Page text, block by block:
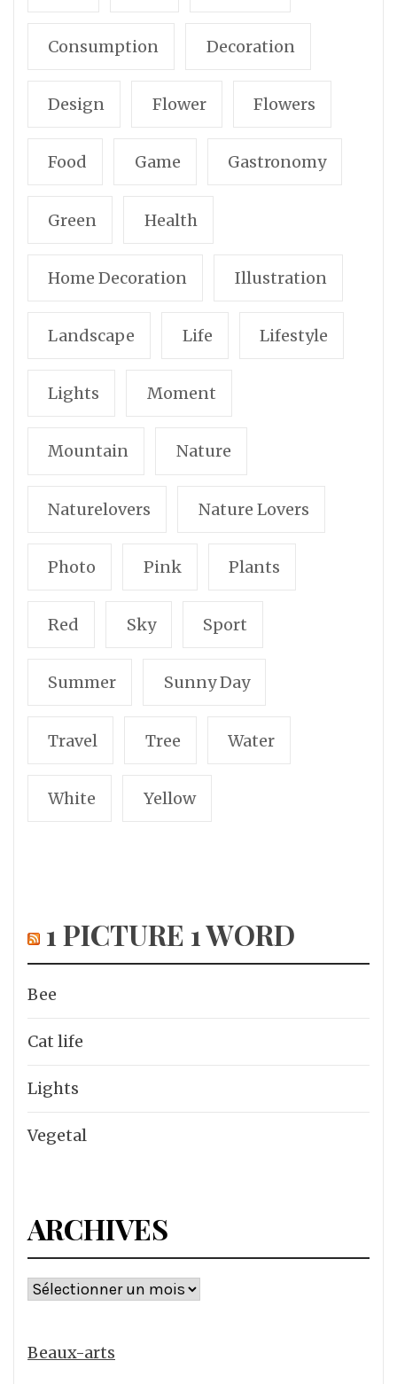
Consumption Decoration
Design Flower Flowers
Food Game Gastronomy
Green Health
Home Decoration Illustration
Landscape Life Lifestyle
Lights Moment
Mountain Nature
Naturelovers Nature Lovers
Photo Pink Plants
Red Sky Sport
Summer Sunny Day
Travel Tree Water
White Yellow
1 PICTURE 1 WORD
Bee
Cat life
Lights
Vegetal
ARCHIVES
Archives
Beaux-arts